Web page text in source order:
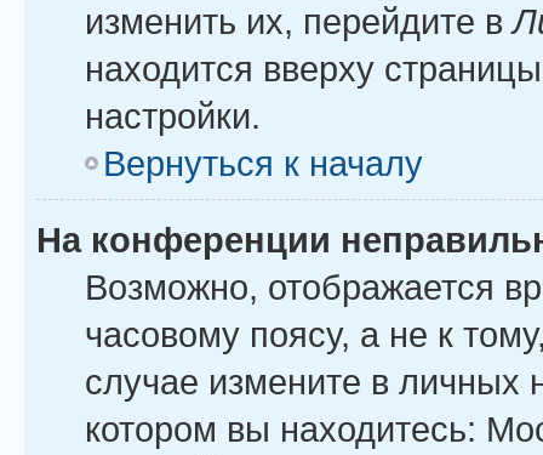
изменить их, перейдите в
находится вверху
настройки.
Вернуться к началу
На конференции
Возможно, отображается
часовому поясу, а не к
случае измените в личных
котором вы находитесь: